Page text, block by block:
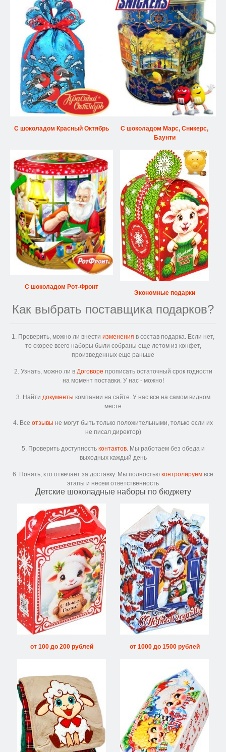
С шоколадом Красный Октябрь
С шоколадом Марс, Сникерс,
Баунти
С шоколадом Рот-Фронт
Экономные подарки
Как выбрать поставщика подарков?
1. Проверить, можно ли внести изменения в состав подарка. Если нет,
то скорее всего наборы были собраны еще летом из конфет,
произведенных еще раньше
2. Узнать, можно ли в Договоре прописать остаточный срок годности
на момент поставки. У нас - можно!
3. Найти документы компании на сайте. У нас все на самом видном
месте
4. Все отзывы не могут быть только положительными, только если их
не писал директор)
5. Проверить доступность контактов. Мы работаем без обеда и
выходных каждый день
6. Понять, кто отвечает за доставку. Мы полностью контролируем все
этапы и несем ответственность
Детские шоколадные наборы по бюджету
от 100 до 200 рублей от 1000 до 1500 рублей